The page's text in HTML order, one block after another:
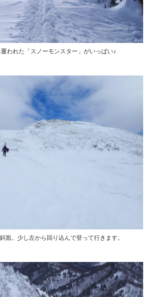
われた「スノーモンスター」がいっぱい♪
面。少し左から回り込んで登って行きます。